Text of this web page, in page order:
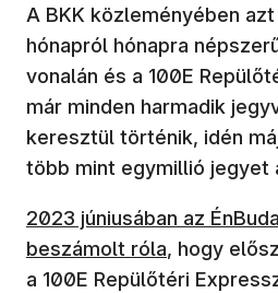
A BKK közleményében
hónapról hónapra
vonalán és a 100E
már minden harmadik
keresztül történik, idén
több mint egymillió jegyet
2023 júniusában az
beszámolt róla, hogy
a 100E Repülőtéri